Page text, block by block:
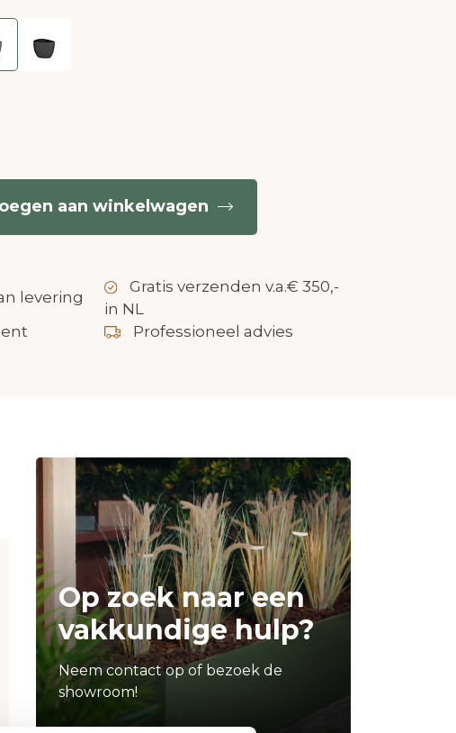
aan winkelwagen
levering
Gratis verzenden v.a.€ 350,-
in NL
Professioneel advies
Op zoek naar een
vakkundige hulp?
Neem contact op of bezoek de
showroom!